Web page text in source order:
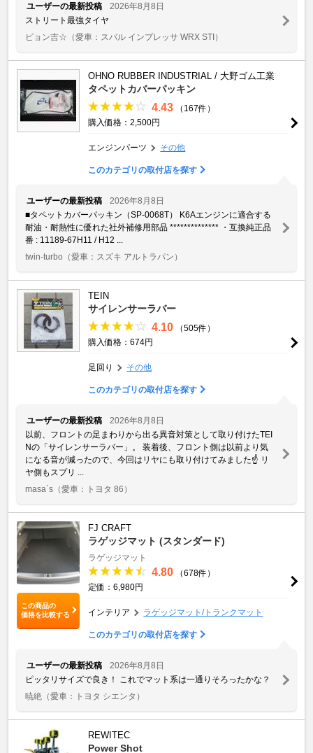
ユーザーの最新投稿
2026年8月8日
ストリート最強タイヤ
ピョン吉☆ （愛車：スバル インプレッサ WRX STI）
OHNO RUBBER INDUSTRIAL / 大野ゴム工業
タペットカバーパッキン
4.43
（167件）
購入価格：2,500円
エンジンパーツ その他
このカテゴリの取付店を探す
ユーザーの最新投稿
2026年8月8日
■タペットカバーパッキン（SP-0068T） K6Aエンジンに適合する
耐油・耐熱性に優れた社外補修用部品 ************** ・互換純正品
番 : 11189-67H11 / H12 ...
twin-turbo （愛車：スズキ アルトラパン）
TEIN
サイレンサーラバー
4.10
（505件）
購入価格：674円
足回り その他
このカテゴリの取付店を探す
ユーザーの最新投稿
2026年8月8日
以前、フロントの足まわりから出る異音対策として取り付けたTEI
Nの「サイレンサーラバー」。 装着後、フロント側は以前より気
になる音が減ったので、今回はリヤにも取り付けてみました☝️ リ
ヤ側もスプリ ...
masa`s （愛車：トヨタ 86）
この商品の
価格を比較する
FJ CRAFT
ラゲッジマット (スタンダード)
ラゲッジマット
4.80
（678件）
定価：6,980円
インテリア ラゲッジマット/トランクマット
このカテゴリの取付店を探す
ユーザーの最新投稿
2026年8月8日
ピッタリサイズで良き！ これでマット系は一通りそろったかな？
暁絶 （愛車：トヨタ シエンタ）
REWITEC
Power Shot